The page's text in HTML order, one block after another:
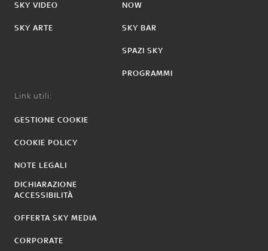
SKY VIDEO
SKY ARTE
NOW
SKY BAR
SPAZI SKY
PROGRAMMI
Link utili:
GESTIONE COOKIE
COOKIE POLICY
NOTE LEGALI
DICHIARAZIONE
ACCESSIBILITÀ
OFFERTA SKY MEDIA
CORPORATE